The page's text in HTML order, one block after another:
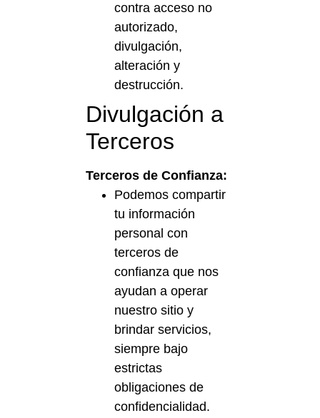
contra acceso no
autorizado,
divulgación,
alteración y
destrucción.
Divulgación a
Terceros
Terceros de Confianza:
Podemos compartir
tu información
personal con
terceros de
confianza que nos
ayudan a operar
nuestro sitio y
brindar servicios,
siempre bajo
estrictas
obligaciones de
confidencialidad.